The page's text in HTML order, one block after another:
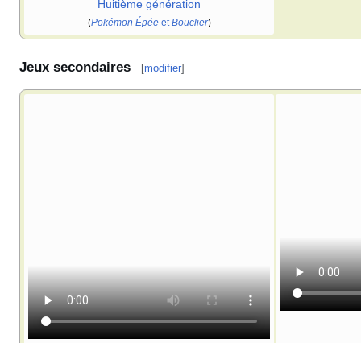
Huitième génération
(Pokémon Épéeet Bouclier)
Jeux secondaires [modifier]